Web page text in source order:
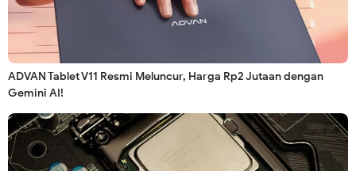
ADVAN Tablet V11 Resmi Meluncur, Harga Rp2 Jutaan dengan
Gemini AI!